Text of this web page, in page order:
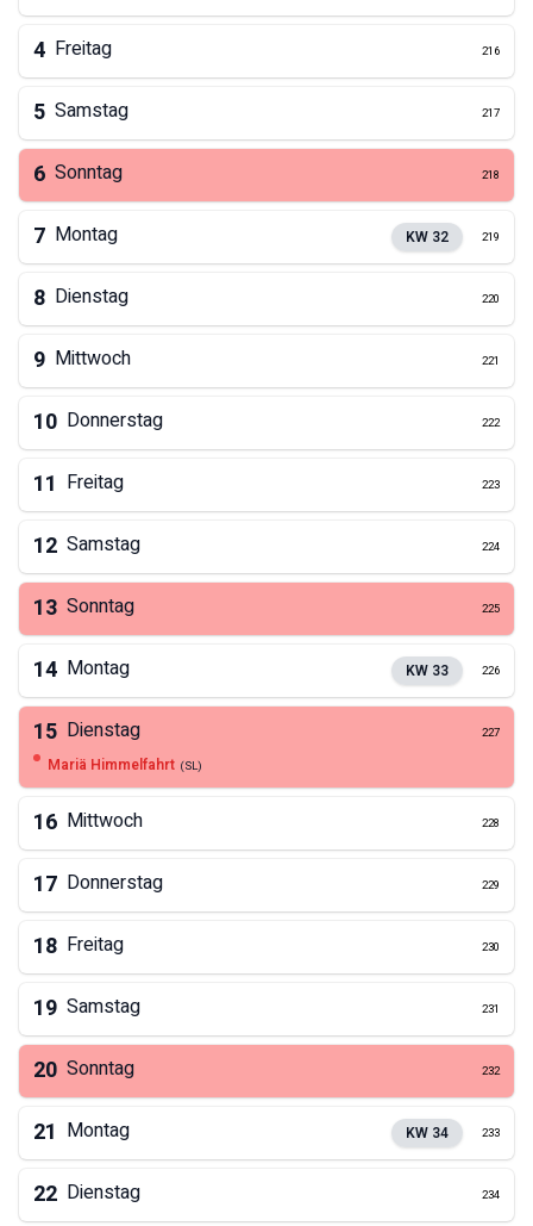
4 Freitag 216
5 Samstag 217
6 Sonntag 218
7 Montag KW 32 219
8 Dienstag 220
9 Mittwoch 221
10 Donnerstag 222
11 Freitag 223
12 Samstag 224
13 Sonntag 225
14 Montag KW 33 226
15 Dienstag 227
Mariä Himmelfahrt (SL)
16 Mittwoch 228
17 Donnerstag 229
18 Freitag 230
19 Samstag 231
20 Sonntag 232
21 Montag KW 34 233
22 Dienstag 234